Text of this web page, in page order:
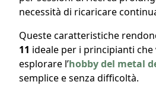
necessità di ricaricare
Queste caratteristiche
11 ideale per i principianti
esplorare l’hobby del metal
semplice e senza difficoltà.